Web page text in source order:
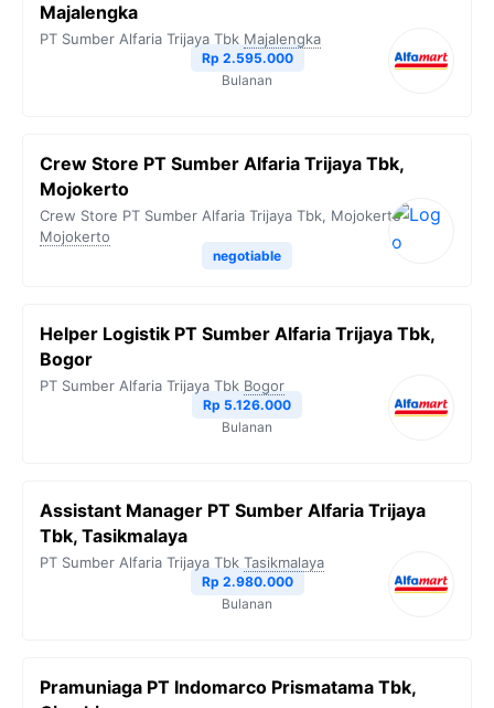
Majalengka
PT Sumber Alfaria Trijaya Tbk Majalengka
Rp 2.595.000
Bulanan
Crew Store PT Sumber Alfaria Trijaya Tbk,
Mojokerto
Crew Store PT Sumber Alfaria Trijaya Tbk, Mojokerto
Mojokerto
negotiable
Helper Logistik PT Sumber Alfaria Trijaya Tbk,
Bogor
PT Sumber Alfaria Trijaya Tbk Bogor
Rp 5.126.000
Bulanan
Assistant Manager PT Sumber Alfaria Trijaya
Tbk, Tasikmalaya
PT Sumber Alfaria Trijaya Tbk Tasikmalaya
Rp 2.980.000
Bulanan
Pramuniaga PT Indomarco Prismatama Tbk,